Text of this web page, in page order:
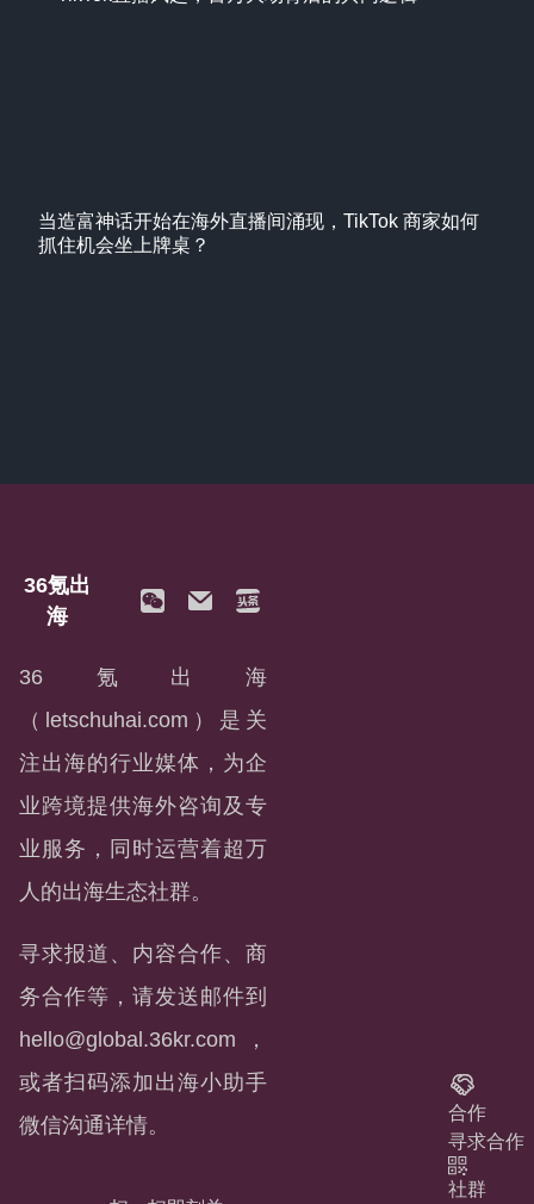
当造富神话开始在海外直播间涌现，TikTok 商家如何
抓住机会坐上牌桌？
合作
寻求合作
社群
36氪出
海
36氪出海
（letschuhai.com）是关
注出海的行业媒体，为企
业跨境提供海外咨询及专
业服务，同时运营着超万
人的出海生态社群。
寻求报道、内容合作、商
务合作等，请发送邮件到
hello@global.36kr.com ，
或者扫码添加出海小助手
微信沟通详情。